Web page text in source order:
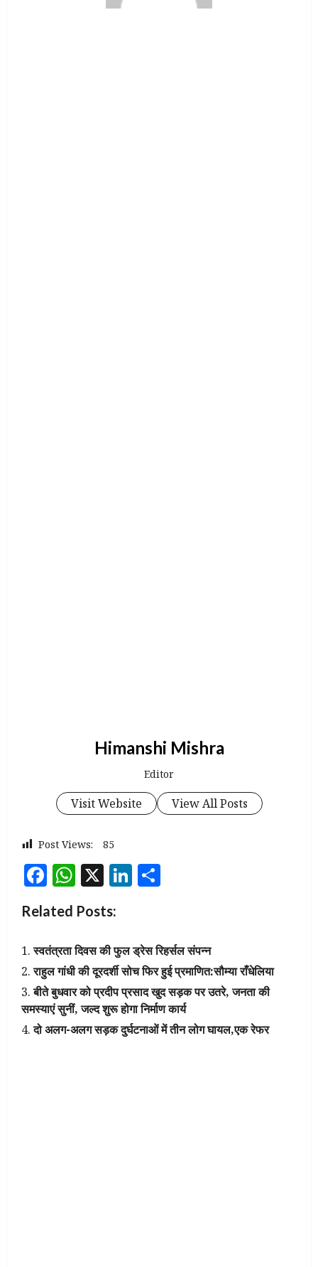
Himanshi Mishra
Editor
Visit Website View All Posts
Post Views: 85
Facebook
WhatsApp
X LinkedIn
Related Posts:
स्वतंत्रता दिवस की फुल ड्रेस रिहर्सल संपन्न
राहुल गांधी की दूरदर्शी सोच फिर हुई प्रमाणित:सौम्या राँधेलिया
बीते बुधवार को प्रदीप प्रसाद खुद सड़क पर उतरे, जनता की
समस्याएं सुनीं, जल्द शुरू होगा निर्माण कार्य
दो अलग-अलग सड़क दुर्घटनाओं में तीन लोग घायल,एक रेफर